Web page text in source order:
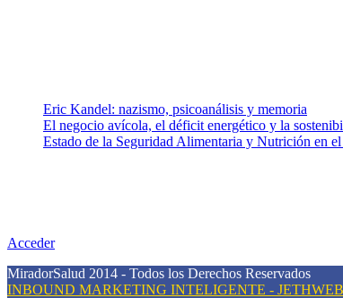
Eric Kandel: nazismo, psicoanálisis y memoria
El negocio avícola, el déficit energético y la
Estado de la Seguridad Alimentaria y Nutrición en
Acceder
MiradorSalud 2014 - Todos los Derechos Reservados
INBOUND MARKETING INTELIGENTE -